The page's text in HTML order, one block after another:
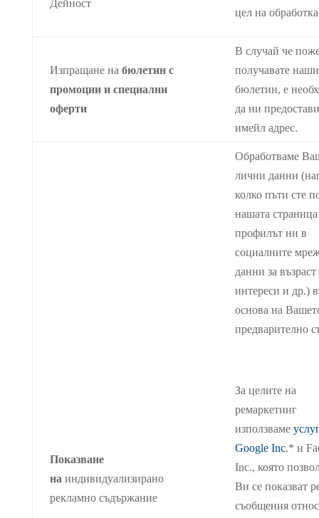
Дейност
цел на обработка
Изпращане на бюлетин с
промоции и специални
оферти
В случай че
получавате
бюлетин, е
да ни
имейл адрес.
Показване
на индивидуализирано
рекламно съдържание
Обработваме
лични данни
колко пъти сте
нашата
профилът ни в
социалните
данни за
интереси и др.)
основа на
предварително
За целите на
ремаркетинг
използваме
Google Inc.* и
Inc., която
Ви се показват
съобщения